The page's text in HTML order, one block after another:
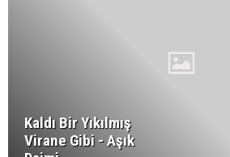
Kaldı Bir Yıkılmış
Virane Gibi - Aşık